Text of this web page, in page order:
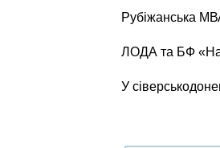
Рубіжанська
ЛОДА та БФ
У